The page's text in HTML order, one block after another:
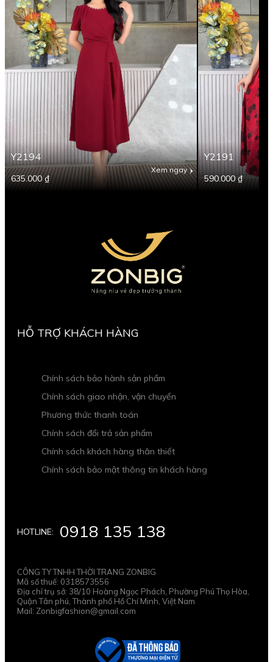
635.000 ₫
Xem ngay
Y2194
590.000 ₫
Y2191
HOTLINE: 0918 135 138
CÔNG TY TNHH THỜI TRANG ZONBIG
Mã số thuế: 0318573556
Địa chỉ trụ sở: 38/10 Hoàng Ngọc Phách, Phường Phú Thọ Hòa,
Quận Tân phú, Thành phố Hồ Chí Minh, Việt Nam
Mail: Zonbigfashion@gmail.com
HỖ TRỢ KHÁCH HÀNG
Chính sách bảo hành sản phẩm
Chính sách giao nhận, vận chuyển
Phương thức thanh toán
Chính sách đổi trả sản phẩm
Chính sách khách hàng thân thiết
Chính sách bảo mật thông tin khách hàng